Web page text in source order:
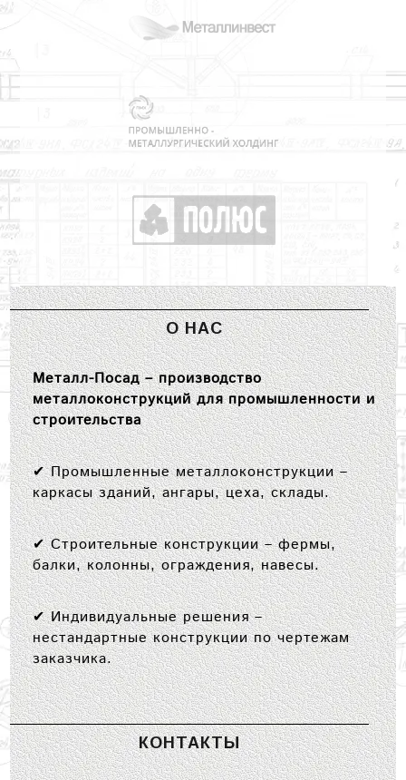
О НАС
Металл-Посад – производство
металлоконструкций для промышленности и
строительства
✔Промышленные металлоконструкции–
каркасы зданий, ангары, цеха, склады.
✔Строительные конструкции– фермы,
балки, колонны, ограждения, навесы.
✔Индивидуальные решения–
нестандартные конструкции по чертежам
заказчика.
КОНТАКТЫ